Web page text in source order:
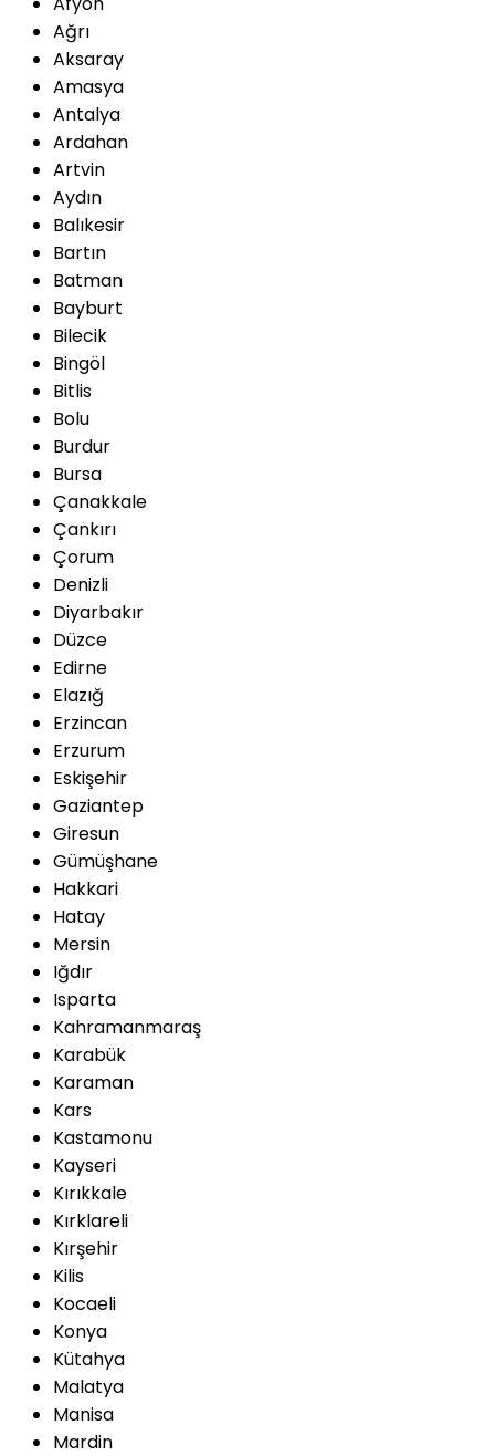
Ağrı
Aksaray
Amasya
Antalya
Ardahan
Artvin
Aydın
Balıkesir
Bartın
Batman
Bayburt
Bilecik
Bingöl
Bitlis
Bolu
Burdur
Bursa
Çanakkale
Çankırı
Çorum
Denizli
Diyarbakır
Düzce
Edirne
Elazığ
Erzincan
Erzurum
Eskişehir
Gaziantep
Giresun
Gümüşhane
Hakkari
Hatay
Mersin
Iğdır
Isparta
Kahramanmaraş
Karabük
Karaman
Kars
Kastamonu
Kayseri
Kırıkkale
Kırklareli
Kırşehir
Kilis
Kocaeli
Konya
Kütahya
Malatya
Manisa
Mardin